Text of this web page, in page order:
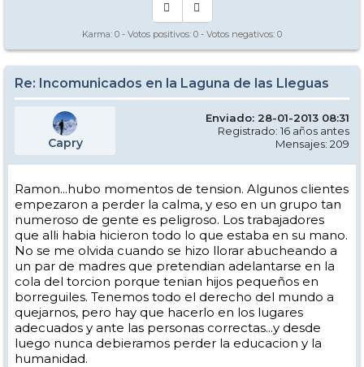
Karma: 0 - Votos positivos: 0 - Votos negativos: 0
Re: Incomunicados en la Laguna de las Lleguas
Capry
Enviado: 28-01-2013 08:31
Registrado: 16 años antes
Mensajes: 209
Ramon...hubo momentos de tension. Algunos clientes
empezaron a perder la calma, y eso en un grupo tan
numeroso de gente es peligroso. Los trabajadores
que alli habia hicieron todo lo que estaba en su mano.
No se me olvida cuando se hizo llorar abucheando a
un par de madres que pretendian adelantarse en la
cola del torcion porque tenian hijos pequeños en
borreguiles. Tenemos todo el derecho del mundo a
quejarnos, pero hay que hacerlo en los lugares
adecuados y ante las personas correctas...y desde
luego nunca debieramos perder la educacion y la
humanidad.